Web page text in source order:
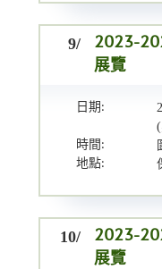
9/
2023-
展覽
日期:
時間:
地點:
10/
2023-
展覽